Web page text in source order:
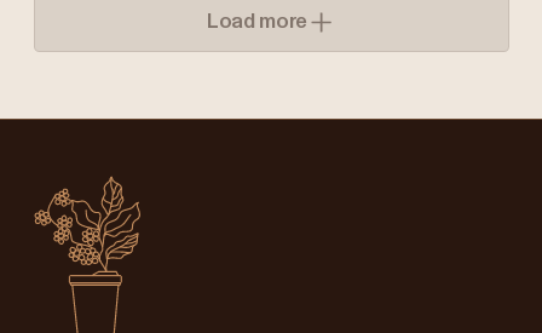
Load more